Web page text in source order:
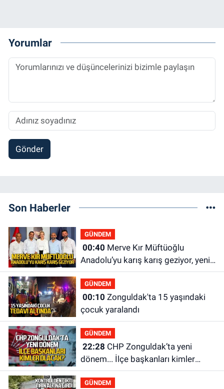
Yorumlar
Gönder
Son Haberler
GÜNDEM
00:40
Anadolu’yu karış karış geziyor, yeni
yapılanmaları şekillendiriyor
GÜNDEM
00:10
çocuk yaralandı
GÜNDEM
22:28
dönem... İlçe başkanları kimler
olacak?
GÜNDEM